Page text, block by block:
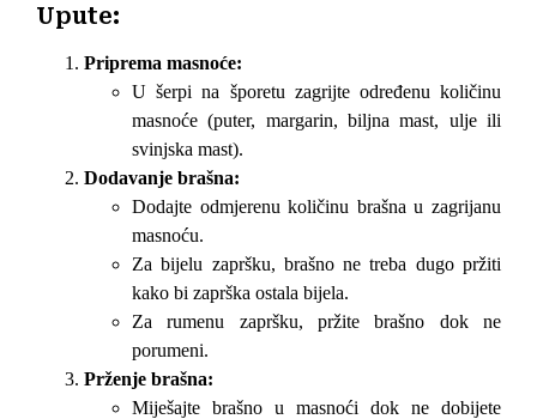
Upute:
Priprema masnoće:
U šerpi na šporetu zagrijte određenu količinu
masnoće (puter, margarin, biljna mast, ulje ili
svinjska mast).
Dodavanje brašna:
Dodajte odmjerenu količinu brašna u zagrijanu
masnoću.
Za bijelu zapršku, brašno ne treba dugo pržiti
kako bi zaprška ostala bijela.
Za rumenu zapršku, pržite brašno dok ne
porumeni.
Prženje brašna:
Miješajte brašno u masnoći dok ne dobijete